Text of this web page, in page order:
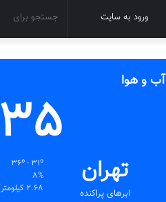
تغییر
پوسته
ورود به سایت
آب و هوا
تهران
ابرهای پراکنده
35
36º - 31º
8%
2.68 کیلومتر/ساعت